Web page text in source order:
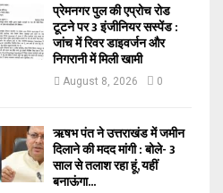
प्रेमनगर पुल की एप्रोच रोड
टूटने पर 3 इंजीनियर सस्पेंड :
जांच में रिवर डाइवर्जन और
निगरानी में मिली खामी
August 8, 2026 0
ऋषभ पंत ने उत्तराखंड में जमीन
दिलाने की मदद मांगी : बोले- 3
साल से तलाश रहा हूं, यहीं
बनाऊंगा...